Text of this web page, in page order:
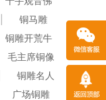
铜马雕
铜雕开荒牛
毛主席铜像
铜雕名人
广场铜雕